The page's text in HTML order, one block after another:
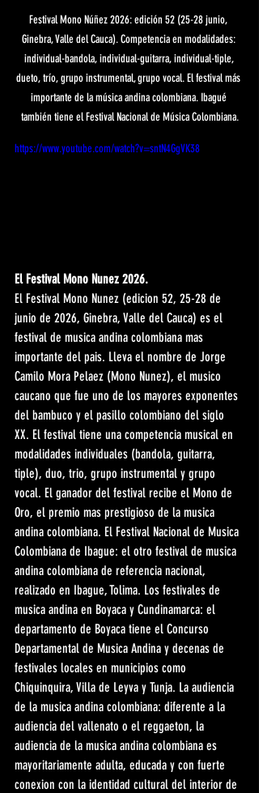
Festival Mono Núñez 2026: edición 52 (25-28 junio,
Ginebra, Valle del Cauca). Competencia en modalidades:
individual-bandola, individual-guitarra, individual-tiple,
dueto, trío, grupo instrumental, grupo vocal. El festival más
importante de la música andina colombiana. Ibagué
también tiene el Festival Nacional de Música Colombiana.
https://www.youtube.com/watch?v=sntN4GgVK38
El Festival Mono Nunez 2026.
El Festival Mono Nunez (edicion 52, 25-28 de
junio de 2026, Ginebra, Valle del Cauca) es el
festival de musica andina colombiana mas
importante del pais. Lleva el nombre de Jorge
Camilo Mora Pelaez (Mono Nunez), el musico
caucano que fue uno de los mayores exponentes
del bambuco y el pasillo colombiano del siglo
XX. El festival tiene una competencia musical en
modalidades individuales (bandola, guitarra,
tiple), duo, trio, grupo instrumental y grupo
vocal. El ganador del festival recibe el Mono de
Oro, el premio mas prestigioso de la musica
andina colombiana. El Festival Nacional de Musica
Colombiana de Ibague: el otro festival de musica
andina colombiana de referencia nacional,
realizado en Ibague, Tolima. Los festivales de
musica andina en Boyaca y Cundinamarca: el
departamento de Boyaca tiene el Concurso
Departamental de Musica Andina y decenas de
festivales locales en municipios como
Chiquinquira, Villa de Leyva y Tunja. La audiencia
de la musica andina colombiana: diferente a la
audiencia del vallenato o el reggaeton, la
audiencia de la musica andina colombiana es
mayoritariamente adulta, educada y con fuerte
conexion con la identidad cultural del interior de